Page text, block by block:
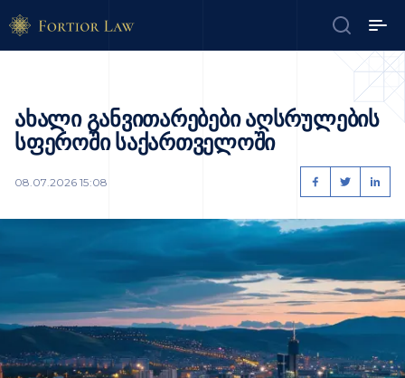
ახალი განვითარებები აღსრულების
სფეროში საქართველოში
08.07.2026 15:08